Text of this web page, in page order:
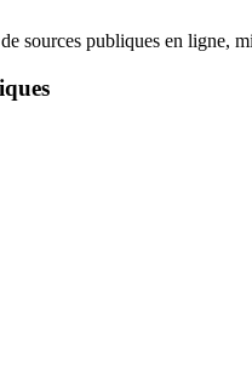
sources publiques en ligne,